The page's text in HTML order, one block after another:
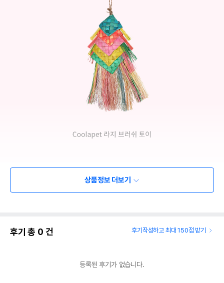
상품정보 더보기
후기 총 0 건 후기작성하고 최대 150점 받기
등록된 후기가 없습니다.